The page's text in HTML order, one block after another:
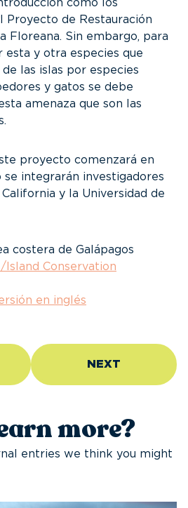
como los
Proyecto de Restauración
Floreana. Sin embargo, para
y otra especies que
las islas por especies
y gatos se debe
amenaza que son las
proyecto comenzará en
se integrarán investigadores
y la Universidad de
costera de Galápagos
Island Conservation
en inglés
NEXT
more?
entries we think you might